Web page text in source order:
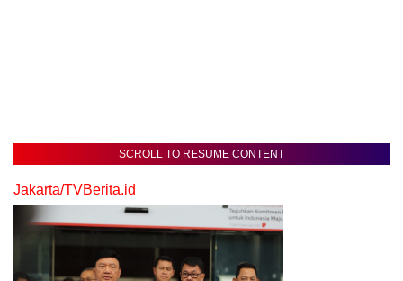
SCROLL TO RESUME CONTENT
Jakarta/TVBerita.id